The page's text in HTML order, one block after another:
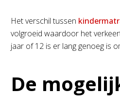
Het verschil tussen
volgroeid waardoor het
jaar of 12 is er lang genoeg is
De